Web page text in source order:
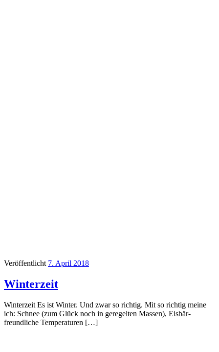
Veröffentlicht 7. April 2018
Winterzeit
Winterzeit Es ist Winter. Und zwar so richtig. Mit so richtig meine
ich: Schnee (zum Glück noch in geregelten Massen), Eisbär-
freundliche Temperaturen […]